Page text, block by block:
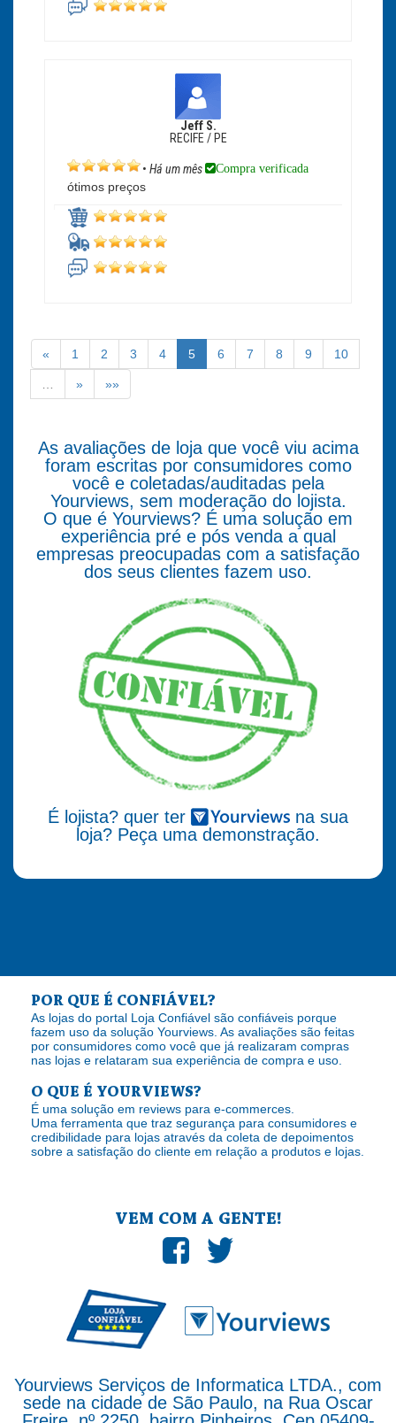
Jeff S.
RECIFE / PE
• Há um mês Compra verificada
ótimos preços
« 1 2 3 4 5 6 7 8 9 10
» »»
As avaliações de loja que você viu acima
foram escritas por consumidores como
você e coletadas/auditadas pela
Yourviews, sem moderação do lojista.
O que é Yourviews? É uma solução em
experiência pré e pós venda a qual
empresas preocupadas com a satisfação
dos seus clientes fazem uso.
É lojista? quer ter
na sua
loja? Peça uma demonstração.
POR QUE É CONFIÁVEL?
As lojas do portal Loja Confiável são confiáveis porque
fazem uso da solução Yourviews. As avaliações são feitas
por consumidores como você que já realizaram compras
nas lojas e relataram sua experiência de compra e uso.
O QUE É YOURVIEWS?
É uma solução em reviews para e-commerces.
Uma ferramenta que traz segurança para consumidores e
credibilidade para lojas através da coleta de depoimentos
sobre a satisfação do cliente em relação a produtos e lojas.
VEM COM A GENTE!
Yourviews Serviços de Informatica LTDA., com
sede na cidade de São Paulo, na Rua Oscar